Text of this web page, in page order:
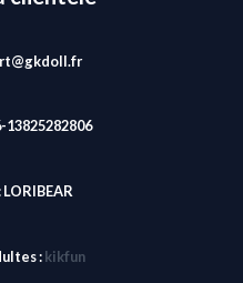
LORIBEAR
: kikfun